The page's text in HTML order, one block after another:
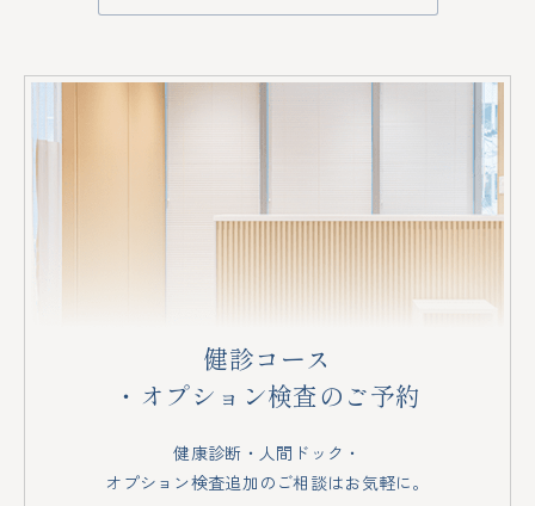
健診コース
・オプション検査のご予約
健康診断・人間ドック・
オプション検査追加のご相談はお気軽に。